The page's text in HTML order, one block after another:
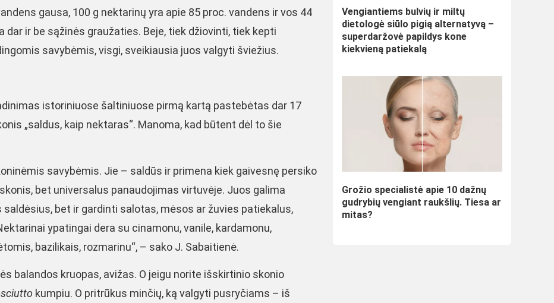
gausa, 100 g nektarinų yra apie 85 proc. vandens ir vos 44
ir be sąžinės graužaties. Beje, tiek džiovinti, tiek kepti
savybėmis, visgi, sveikiausia juos valgyti šviežius.
istoriniuose šaltiniuose pirmą kartą pastebėtas dar 17
„saldus, kaip nektaras“. Manoma, kad būtent dėl to šie
savybėmis. Jie – saldūs ir primena kiek gaivesnę persiko
bet universalus panaudojimas virtuvėje. Juos galima
bet ir gardinti salotas, mėsos ar žuvies patiekalus,
ypatingai dera su cinamonu, vanile, kardamonu,
bazilikais, rozmarinu“, – sako J. Sabaitienė.
balandos kruopas, avižas. O jeigu norite išskirtinio skonio
kumpiu. O pritrūkus minčių, ką valgyti pusryčiams – iš
Vengiantiems bulvių ir miltų
dietologė siūlo pigią alternatyvą –
superdaržovė papildys kone
kiekvieną patiekalą
Grožio specialistė apie 10 dažnų
gudrybių vengiant raukšlių. Tiesa ar
mitas?